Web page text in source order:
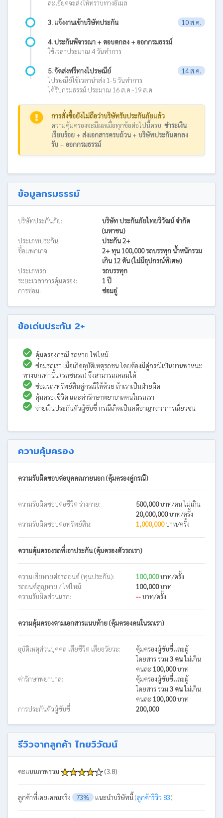
ละเอียดจะส่งให้ทราบทางอีเมล
3. แจ้งงานเข้าบริษัทประกัน 10 ส.ค.
4. ประกันพิจารณา + ตอบตกลง + ออกกรมธรรม์
ใช้เวลาประมาณ 4 วันทำการ
5. จัดส่งฟรีทางไปรษณีย์
14 ส.ค.
ไปรษณีย์ใช้เวลานำส่ง 1-5 วันทำการ
ได้รับกรมธรรม์ ประมาณ 16 ส.ค.-19 ส.ค.
การสั่งซื้อยังไม่ถือว่าบริษัทรับประกันภัยแล้ว
ความคุ้มครองจะมีผลเมื่อทุกข้อต่อไปนี้ครบ: ชำระเงิน
เรียบร้อย+ ส่งเอกสารครบถ้วน+ บริษัทประกันตกลง
รับ+ ออกกรมธรรม์
ข้อมูลกรมธรรม์
บริษัทประกันภัย:
บริษัท ประกันภัยไทยวิวัฒน์ จำกัด
(มหาชน)
ประเภทประกัน:
ประกัน 2+
ชื่อแพกเกจ:
2+ ทุน 100,000 รถบรรทุก น้ำหนักรวม
เกิน 12 ตัน (ไม่มีอุปกรณ์พิเศษ)
ประเภทรถ:
รถบรรทุก
ระยะเวลาการคุ้มครอง:
1 ปี
การซ่อม:
ซ่อมอู่
ข้อเด่นประกัน 2+
คุ้มครองกรณี รถหาย ไฟไหม้
ซ่อมรถเรา เมื่อเกิดอุบัติเหตุรถชน โดยต้องมีคู่กรณีเป็นยานพาหนะ
ทางบกเท่านั้น (รถชนรถ) จึงสามารถเคลมได้
ซ่อมรถ/ทรัพย์สินคู่กรณีให้ด้วย ถ้าเราเป็นฝ่ายผิด
คุ้มครองชีวิต และค่ารักษาพยาบาลคนในรถเรา
จ่ายเงินประกันตัวผู้ขับขี่ กรณีเกิดเป็นคดีอาญาจากการเฉี่ยวชน
ความคุ้มครอง
ความรับผิดชอบต่อบุคคลภายนอก (คุ้มครองคู่กรณี)
ความรับผิดชอบต่อชีวิต ร่างกาย: 500,000บาท/คน ไม่เกิน
20,000,000บาท/ครั้ง
ความรับผิดชอบต่อทรัพย์สิน:
1,000,000บาท/ครั้ง
ความคุ้มครองรถที่เอาประกัน (คุ้มครองตัวรถเรา)
ความเสียหายต่อรถยนต์ (ทุนประกัน): 100,000บาท/ครั้ง
รถยนต์สูญหาย / ไฟไหม้:
100,000บาท
ความรับผิดส่วนแรก:
--บาท/ครั้ง
ความคุ้มครองตามเอกสารแนบท้าย (คุ้มครองคนในรถเรา)
อุบัติเหตุส่วนบุคคล เสียชีวิต เสียอวัยวะ:
คุ้มครองผู้ขับขี่และผู้
โดยสาร รวม 3 คนไม่เกิน
คนละ 100,000บาท
ค่ารักษาพยาบาล:
คุ้มครองผู้ขับขี่และผู้
โดยสาร รวม 3 คนไม่เกิน
คนละ 100,000บาท
การประกันตัวผู้ขับขี่:
200,000
รีวิวจากลูกค้า ไทยวิวัฒน์
คะแนนภาพรวม (3.8)
ลูกค้าที่เคยเคลมจริง 73% แนะนำบริษัทนี้(ลูกค้ารีวิว 83)